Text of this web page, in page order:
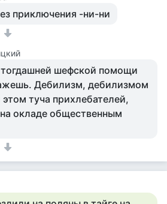
приключения -ни-ни
шефской помощи
Дебилизм, дебилизмом
этом туча прихлебателей,
окладе общественным